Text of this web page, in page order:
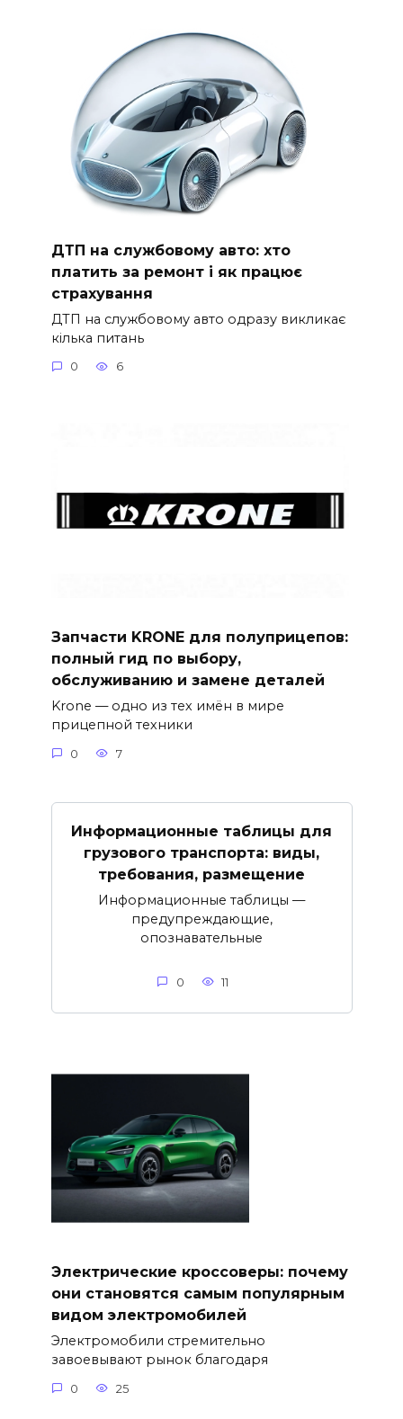
ДТП на службовому авто: хто
платить за ремонт і як працює
страхування
ДТП на службовому авто одразу викликає
кілька питань
0 6
Запчасти KRONE для полуприцепов:
полный гид по выбору,
обслуживанию и замене деталей
Krone — одно из тех имён в мире
прицепной техники
0 7
Информационные таблицы для
грузового транспорта: виды,
требования, размещение
Информационные таблицы —
предупреждающие,
опознавательные
0 11
Электрические кроссоверы: почему
они становятся самым популярным
видом электромобилей
Электромобили стремительно
завоевывают рынок благодаря
0 25